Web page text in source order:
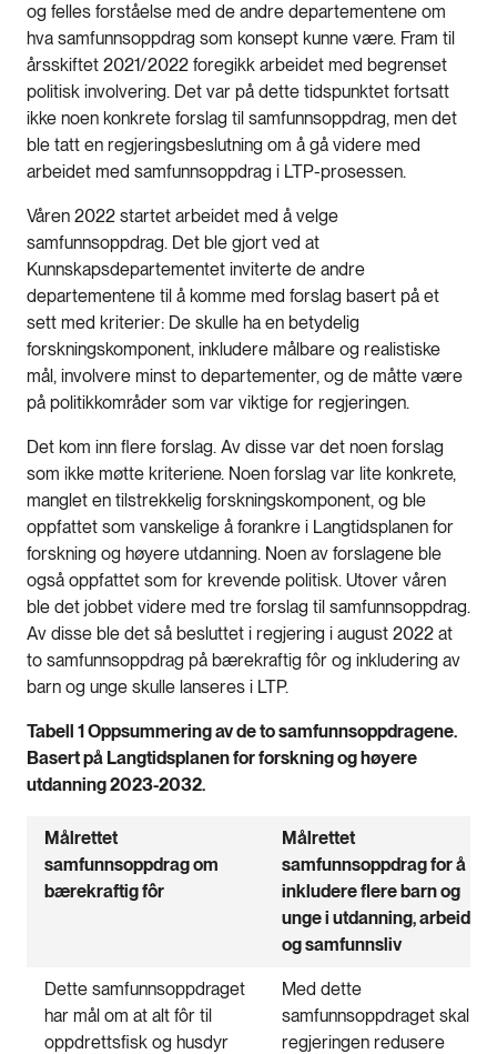
og felles forståelse med de andre departementene om
hva samfunnsoppdrag som konsept kunne være. Fram til
årsskiftet 2021/2022 foregikk arbeidet med begrenset
politisk involvering. Det var på dette tidspunktet fortsatt
ikke noen konkrete forslag til samfunnsoppdrag, men det
ble tatt en regjeringsbeslutning om å gå videre med
arbeidet med samfunnsoppdrag i LTP-prosessen.
Våren 2022 startet arbeidet med å velge
samfunnsoppdrag. Det ble gjort ved at
Kunnskapsdepartementet inviterte de andre
departementene til å komme med forslag basert på et
sett med kriterier: De skulle ha en betydelig
forskningskomponent, inkludere målbare og realistiske
mål, involvere minst to departementer, og de måtte være
på politikkområder som var viktige for regjeringen.
Det kom inn flere forslag. Av disse var det noen forslag
som ikke møtte kriteriene. Noen forslag var lite konkrete,
manglet en tilstrekkelig forskningskomponent, og ble
oppfattet som vanskelige å forankre i Langtidsplanen for
forskning og høyere utdanning. Noen av forslagene ble
også oppfattet som for krevende politisk. Utover våren
ble det jobbet videre med tre forslag til samfunnsoppdrag.
Av disse ble det så besluttet i regjering i august 2022 at
to samfunnsoppdrag på bærekraftig fôr og inkludering av
barn og unge skulle lanseres i LTP.
Tabell 1 Oppsummering av de to samfunnsoppdragene.
Basert på Langtidsplanen for forskning og høyere
utdanning 2023-2032.
Målrettet
samfunnsoppdrag om
bærekraftig fôr
Målrettet
samfunnsoppdrag for å
inkludere flere barn og
unge i utdanning, arbeid
og samfunnsliv
Dette samfunnsoppdraget
har mål om at alt fôr til
oppdrettsfisk og husdyr
Med dette
samfunnsoppdraget skal
regjeringen redusere